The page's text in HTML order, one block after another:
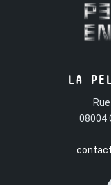
LA
08004
contact